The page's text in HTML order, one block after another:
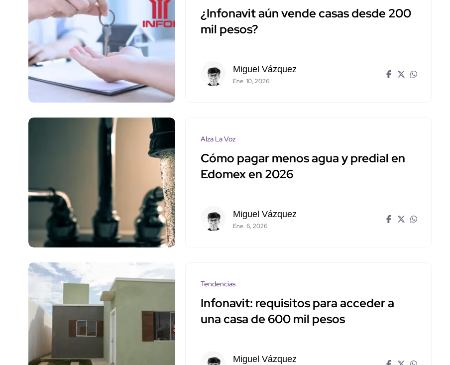
¿Infonavit aún vende casas desde 200
mil pesos?
Miguel Vázquez
Ene. 10, 2026
Alza La Voz
Cómo pagar menos agua y predial en
Edomex en 2026
Miguel Vázquez
Ene. 6, 2026
Tendencias
Infonavit: requisitos para acceder a
una casa de 600 mil pesos
Miguel Vázquez